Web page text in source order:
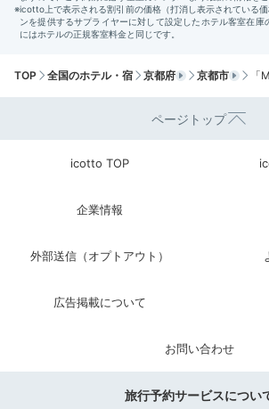
出発の時間まで余裕があれば、コイン
いですね。「東本願寺」や鴨川までは
Return trip
TOP 全国のホテル・宿 京都府 京都市 「
ページトップ
icotto TOP
企業情報
外部送信（オプトアウト）
広告掲載について
お問い合わせ
旅行予約サービスについ